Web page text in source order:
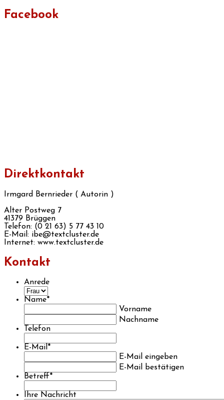
Facebook
Direktkontakt
Irmgard Bernrieder ( Autorin )
Alter Postweg 7
41379 Brüggen
Telefon: (0 21 63) 5 77 43 10
E-Mail: ibe@textcluster.de
Internet: www.textcluster.de
Kontakt
Anrede
Name*
Vorname
Nachname
Telefon
E-Mail*
E-Mail eingeben
E-Mail bestätigen
Betreff*
Ihre Nachricht